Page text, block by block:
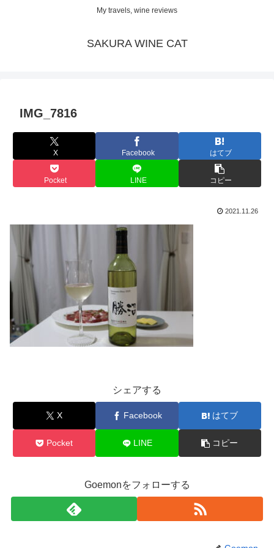
My travels, wine reviews
SAKURA WINE CAT
IMG_7816
X Facebook はてブ
Pocket LINE コピー
2021.11.26
シェアする
X Facebook はてブ
Pocket LINE コピー
Goemonをフォローする